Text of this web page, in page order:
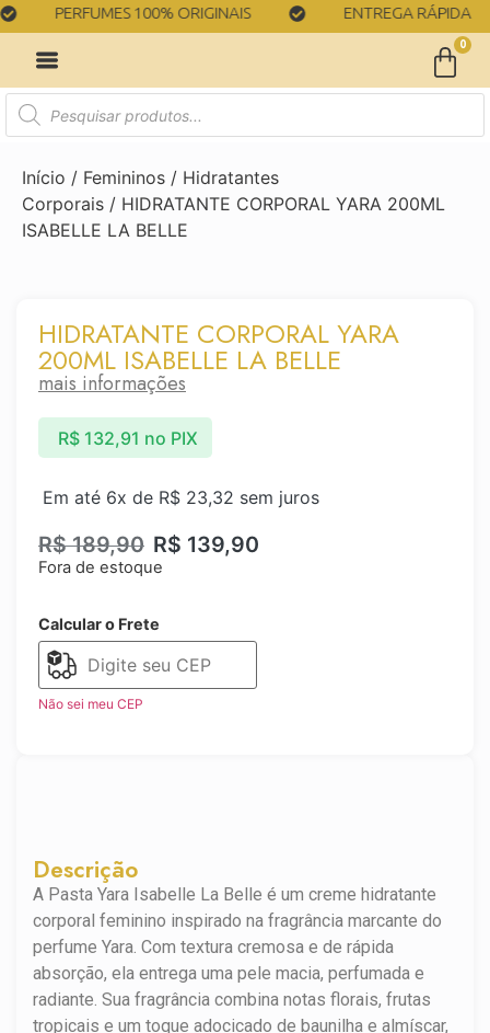
PERFUMES 100% ORIGINAIS ENTREGA RÁPIDA
0
Início / Femininos / Hidratantes
Corporais / HIDRATANTE CORPORAL YARA 200ML
ISABELLE LA BELLE
Descrição
A Pasta Yara Isabelle La Belle é um creme hidratante
corporal feminino inspirado na fragrância marcante do
perfume Yara. Com textura cremosa e de rápida
absorção, ela entrega uma pele macia, perfumada e
radiante. Sua fragrância combina notas florais, frutas
tropicais e um toque adocicado de baunilha e almíscar,
HIDRATANTE CORPORAL YARA
200ML ISABELLE LA BELLE
mais informações
R$189,90 R$ 139,90
Em até 6x de R$ 23,32 sem juros
R$132,91 no PIX
Fora de estoque
Calcular o Frete
Não sei meu CEP